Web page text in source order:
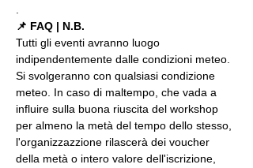
📌 FAQ | N.B.
Tutti gli eventi avranno luogo
indipendentemente dalle condizioni meteo.
Si svolgeranno con qualsiasi condizione
meteo. In caso di maltempo, che vada a
influire sulla buona riuscita del workshop
per almeno la metà del tempo dello stesso,
l'organizzazzione rilascerà dei voucher
della metà o intero valore dell'iscrizione,